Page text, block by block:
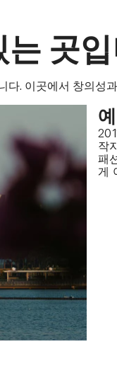
곳
. 이곳에서 창의성
작
패
게